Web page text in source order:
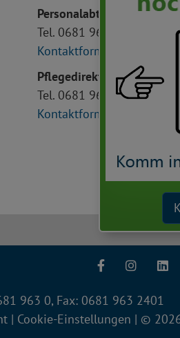
Personalabteilung
Tel. 0681 963 1101
Kontaktformular
Pflegedirektion
Tel. 0681 963 2112
Kontaktformular
Facebook
963 0, Fax: 0681 963 2401
| Cookie-Einstellungen | ©